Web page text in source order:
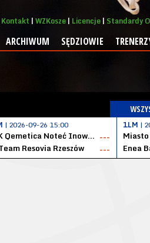
Kontakt WZKosze Licencje Standardy
ARCHIWUM SĘDZIOWIE
| 2026-09-26 15:00
KSK Qemetica Noteć Inowrocław ---
Resovia Rzeszów
---
1LM |
Miasto
Enea